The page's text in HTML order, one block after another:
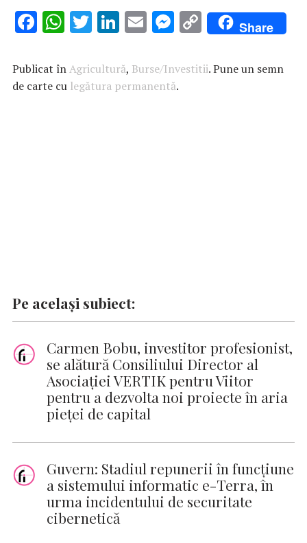
F
e
b
W
at
s
T
it
te
Li
k
e
E
ai
l
M
se
n
C
o
p
Share
Publicat înAgricultură, Burse/Investitii. Pune un semn
de carte cu legătura permanentă.
Pe același subiect:
Carmen Bobu, investitor profesionist,
se alătură Consiliului Director al
Asociației VERTIK pentru Viitor
pentru a dezvolta noi proiecte în aria
pieței de capital
Guvern: Stadiul repunerii în funcțiune
a sistemului informatic e-Terra, în
urma incidentului de securitate
cibernetică